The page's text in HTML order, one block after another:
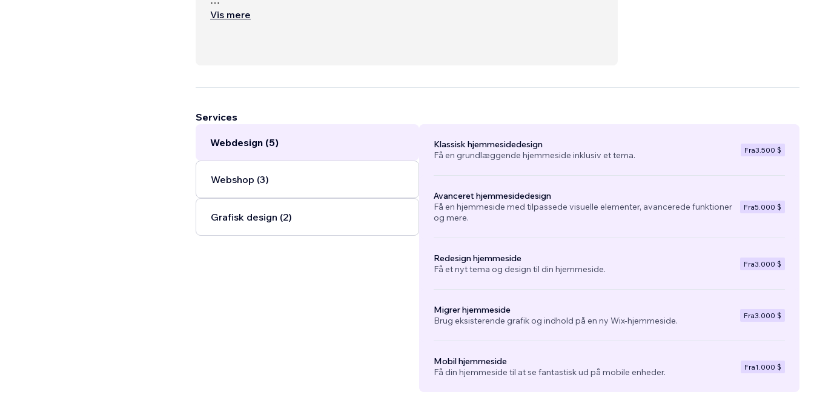
Since 2015, we have helped hundreds of businesses navigate the digital
Vis mere
Services
Webdesign (5)
Webshop (3)
Grafisk design (2)
Klassisk hjemmesidedesign
Få en grundlæggende hjemmeside inklusiv et tema.
Fra3.500 $
Avanceret hjemmesidedesign
Få en hjemmeside med tilpassede visuelle elementer, avancerede funktioner
og mere.
Fra5.000 $
Redesign hjemmeside
Få et nyt tema og design til din hjemmeside.
Fra3.000 $
Migrer hjemmeside
Brug eksisterende grafik og indhold på en ny Wix-hjemmeside.
Fra3.000 $
Mobil hjemmeside
Få din hjemmeside til at se fantastisk ud på mobile enheder.
Fra1.000 $